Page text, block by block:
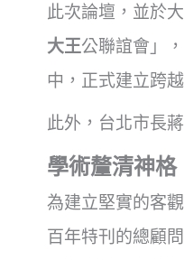
此次論壇，並於
大王公聯誼會」
中，正式建立跨
此外，台北市長
學術釐清神格
為建立堅實的客
百年特刊的總顧